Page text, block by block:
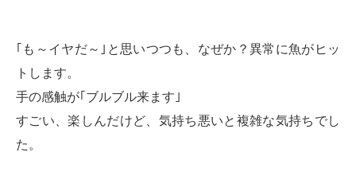
｢も～イヤだ～｣と思いつつも、なぜか？異常に魚がヒッ
トします。
手の感触が｢ブルブル来ます｣
すごい、楽しんだけど、気持ち悪いと複雑な気持ちでし
た。